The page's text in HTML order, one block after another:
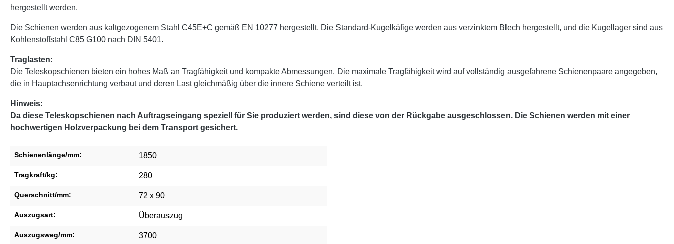
hergestellt werden.
Die Schienen werden aus kaltgezogenem Stahl C45E+C gemäß EN 10277 hergestellt. Die Standard-Kugelkäfige werden aus verzinktem Blech hergestellt, und die Kugellager sind aus
Kohlenstoffstahl C85 G100 nach DIN 5401.
Traglasten:
Die Teleskopschienen bieten ein hohes Maß an Tragfähigkeit und kompakte Abmessungen. Die maximale Tragfähigkeit wird auf vollständig ausgefahrene Schienenpaare angegeben,
die in Hauptachsenrichtung verbaut und deren Last gleichmäßig über die innere Schiene verteilt ist.
Hinweis:
Da diese Teleskopschienen nach Auftragseingang speziell für Sie produziert werden, sind diese von der Rückgabe ausgeschlossen. Die Schienen werden mit einer
hochwertigen Holzverpackung bei dem Transport gesichert.
Schienenlänge/mm: 1850
Tragkraft/kg: 280
Querschnitt/mm: 72 x 90
Auszugsart: Überauszug
Auszugsweg/mm: 3700